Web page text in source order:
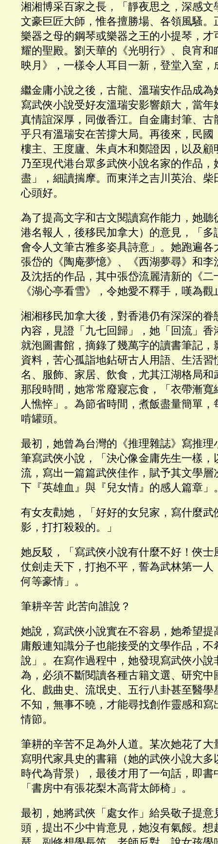
湘湘博采百家之長，「靜夜思之，深感文
文豪巨匠大師，惟各擅勝場、各領風騷。
樂器之母的鋼琴或樂器之王的小提琴，才
耀的聖殿。劉天華的《光明行》、良宵和
映月》，一樣令人耳目一新，登堂入室，
繼金庸小說之後，古龍、溫瑞安作品成為
寫武俠小說受好友溫瑞安影響頗大，當年
真情誼深厚，同傲香江。自金庸封筆、古
乎只有溫瑞安在苦撐大局。再後來，民國
樓主、王度廬、朱貞木和鄭證因，以及顧
乃至現代港台眾多武俠小說名家的作品，
盡」，細讀揣摩。而東洋之吉川英治、柴
心頭好。
為了提高文字和古文閱讀寫作能力，她聽
港名報人，後移民加拿大）的意見，「多
會令人文筆古雅多姿具詩意」。她跑遍各
張岱的《陶庵夢憶》、《西湖夢尋》和李
及沈括的作品，其中張岱流麗清新的《二
《湖心亭看雪》，令她愛不釋手，嘆為觀
湘湘移民加拿大後，對香港仍有深深的眷
內容，見證「九七回歸」，她「回流」香
就泡圖書館，摘錄了幾萬字的讀書筆記，
資料，苦心孤詣地鉆研古人用語、生活習
名、服飾、家居、飲食，尤其江湖格局和
那段時間，她常常廢寢忘食，「衣帶漸寬
人憔悴」。為節省時間，煮飯盡量簡單
啃罐頭。
最初，她曾為台灣的《推理雜誌》寫推理
筆寫武俠小說，「決心像金庸先生一樣，
流，寫出一篇篇武俠佳作，賦予其文學層
下『英雄血』與『兒女情』的感人篇章」
有女友勸她，「好好的女兒家，寫什麼武
影，打打殺殺的。」
她反駁，「寫武俠小說有什麼不好！俠士
仗劍走天下，打抱不平，誓為武林第一人
何等豪情」。
筆耕辛苦 此苦向誰說？
她說，寫武俠小說實在不容易，她希望提
庸般連知識分子也能接受的文學作品，不
說」。在寫作過程中，她發現寫武俠小說
為，必須不斷閱讀各種古籍文選、研究中
化、戲曲史、流氓史、五行八卦甚至醫學
不知，無事不曉，才能尋找創作靈感和寫
情節。
筆耕的辛苦不足為外人道。某次她花了大
寫明代家具史的書籍（她的武俠小說大多
時代為背景），最後才用了一句話，即書
「書房中有張花梨木高背太師椅」。
最初，她將武俠「處女作」給吳敬子提意
頭，提出不少中肯意見，她沒有氣餒。想